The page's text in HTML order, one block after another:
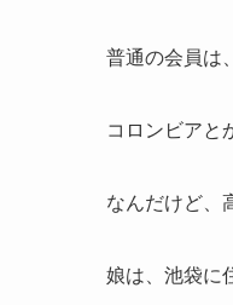
普通の会員は
コロンビアと
なんだけど、
娘は、池袋に